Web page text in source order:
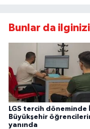
Bunlar da
LGS tercih döneminde
Büyükşehir
yanında